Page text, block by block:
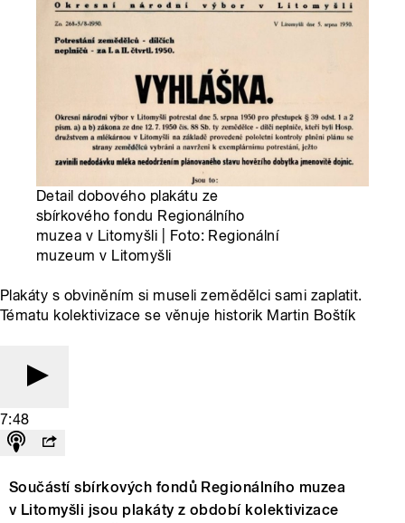
Detail dobového plakátu ze
sbírkového fondu Regionálního
muzea v Litomyšli | Foto: Regionální
muzeum v Litomyšli
Plakáty s obviněním si museli zemědělci sami zaplatit.
Tématu kolektivizace se věnuje historik Martin Boštík
7:48
Součástí sbírkových fondů Regionálního muzea
v Litomyšli jsou plakáty z období kolektivizace